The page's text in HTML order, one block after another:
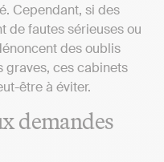
Cependant, si des
de fautes sérieuses ou
des oublis
graves, ces cabinets
être à éviter.
demandes